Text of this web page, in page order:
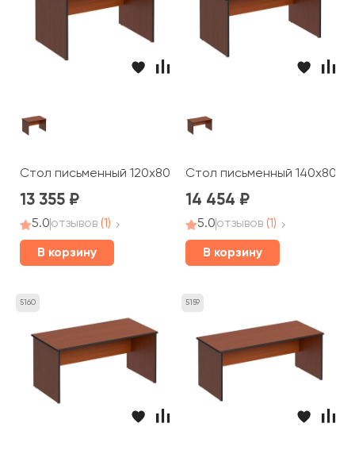
Стол письменный 120x80x75 Дин-Р
13 355
5.0отзывов (1)
В корзину
Стол письменный
14 454
5.0отзывов (1)
В корзину
5160 5159